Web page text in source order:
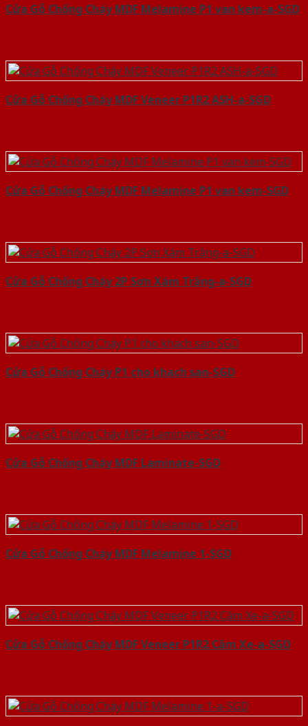
Cửa Gỗ Chống Cháy MDF Melamine P1 van kem-a-SGD
Cửa Gỗ Chống Cháy MDF Veneer P1R2 ASH-a-SGD
Cửa Gỗ Chống Cháy MDF Melamine P1 van kem-SGD
Cửa Gỗ Chống Cháy 2P Sơn Xám Trắng-a-SGD
Cửa Gỗ Chống Cháy P1 cho khach san-SGD
Cửa Gỗ Chống Cháy MDF Laminate-SGD
Cửa Gỗ Chống Cháy MDF Melamine 1-SGD
Cửa Gỗ Chống Cháy MDF Veneer P1R2 Căm Xe-a-SGD